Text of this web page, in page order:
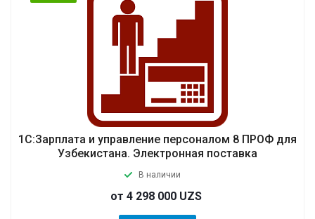
1С:Зарплата и управление персоналом 8 ПРОФ для
Узбекистана. Электронная поставка
В наличии
от 4 298 000 UZS